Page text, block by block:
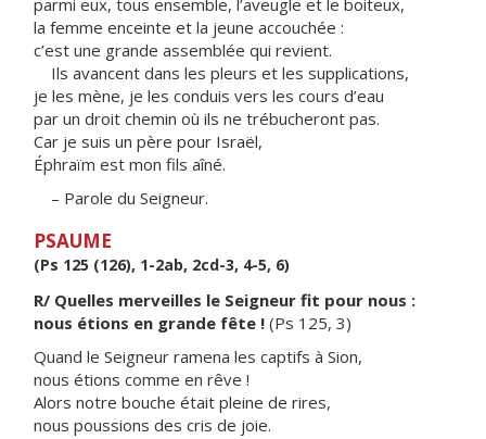
parmi eux, tous ensemble, l’aveugle et le boiteux,
la femme enceinte et la jeune accouchée :
c’est une grande assemblée qui revient.
Ils avancent dans les pleurs et les supplications,
je les mène, je les conduis vers les cours d’eau
par un droit chemin où ils ne trébucheront pas.
Car je suis un père pour Israël,
Éphraïm est mon fils aîné.
– Parole du Seigneur.
PSAUME
(Ps 125 (126), 1-2ab, 2cd-3, 4-5, 6)
R/ Quelles merveilles le Seigneur fit pour nous :
nous étions en grande fête ! (Ps 125, 3)
Quand le Seigneur ramena les captifs à Sion,
nous étions comme en rêve !
Alors notre bouche était pleine de rires,
nous poussions des cris de joie.